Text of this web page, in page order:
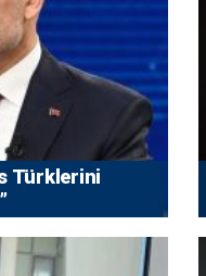
Türklerini